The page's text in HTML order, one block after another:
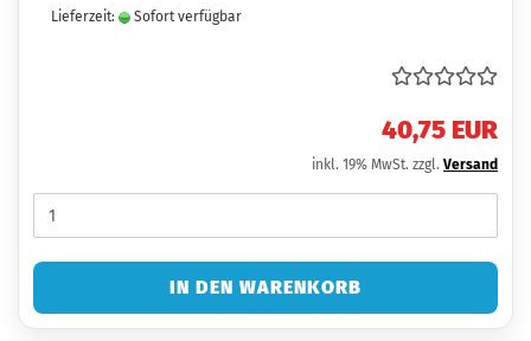
Lieferzeit: Sofort verfügbar
40,75 EUR
inkl. 19% MwSt. zzgl. Versand
IN DEN WARENKORB